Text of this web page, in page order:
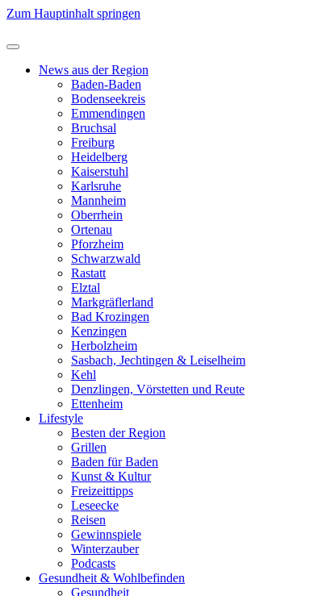
Zum Hauptinhalt springen
News aus der Region
Baden-Baden
Bodenseekreis
Emmendingen
Bruchsal
Freiburg
Heidelberg
Kaiserstuhl
Karlsruhe
Mannheim
Oberrhein
Ortenau
Pforzheim
Schwarzwald
Rastatt
Elztal
Markgräflerland
Bad Krozingen
Kenzingen
Herbolzheim
Sasbach, Jechtingen & Leiselheim
Kehl
Denzlingen, Vörstetten und Reute
Ettenheim
Lifestyle
Besten der Region
Grillen
Baden für Baden
Kunst & Kultur
Freizeittipps
Leseecke
Reisen
Gewinnspiele
Winterzauber
Podcasts
Gesundheit & Wohlbefinden
Gesundheit